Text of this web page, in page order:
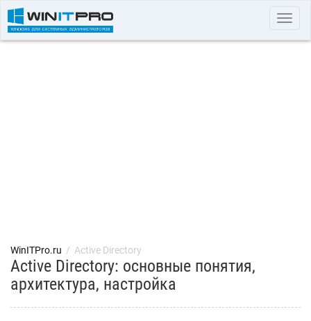
WinITPro.ru / Active Directory
Active Directory: основные понятия,
архитектура, настройка